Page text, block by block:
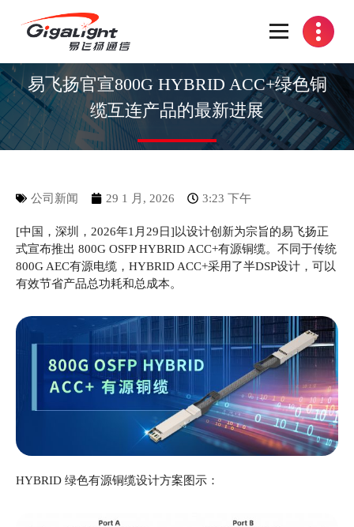
开放光网络器件的向导
易飞扬官宣800G HYBRID ACC+绿色铜
缆互连产品的最新进展
公司新闻 29 1 月, 2026 3:23 下午
[中国，深圳，2026年1月29日]以设计创新为宗旨的易飞扬正
式宣布推出 800G OSFP HYBRID ACC+有源铜缆。不同于传统
800G AEC有源电缆，HYBRID ACC+采用了半DSP设计，可以
有效节省产品总功耗和总成本。
HYBRID 绿色有源铜缆设计方案图示：